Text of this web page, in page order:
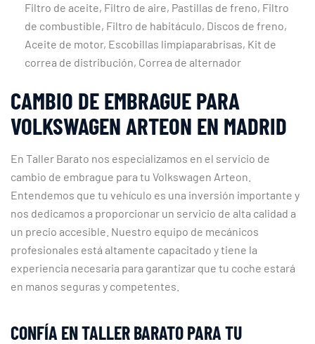
Filtro de aceite, Filtro de aire, Pastillas de freno, Filtro
de combustible, Filtro de habitáculo, Discos de freno,
Aceite de motor, Escobillas limpiaparabrisas, Kit de
correa de distribución, Correa de alternador
CAMBIO DE EMBRAGUE PARA
VOLKSWAGEN ARTEON EN MADRID
En Taller Barato nos especializamos en el servicio de
cambio de embrague para tu Volkswagen Arteon.
Entendemos que tu vehículo es una inversión importante y
nos dedicamos a proporcionar un servicio de alta calidad a
un precio accesible. Nuestro equipo de mecánicos
profesionales está altamente capacitado y tiene la
experiencia necesaria para garantizar que tu coche estará
en manos seguras y competentes.
CONFÍA EN TALLER BARATO PARA TU